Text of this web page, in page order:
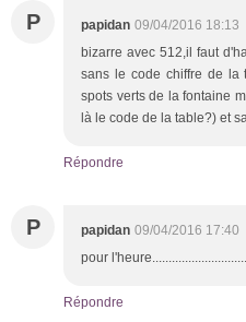
P papidan 09/04/2016 18:13
bizarre avec 512,il faut
sans le code chiffre de la
spots verts de la fontaine
là le code de la table?) et
Répondre
P papidan 09/04/2016 17:40
pour
Répondre